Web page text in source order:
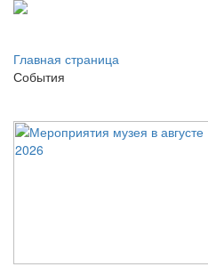
Главная страница
События